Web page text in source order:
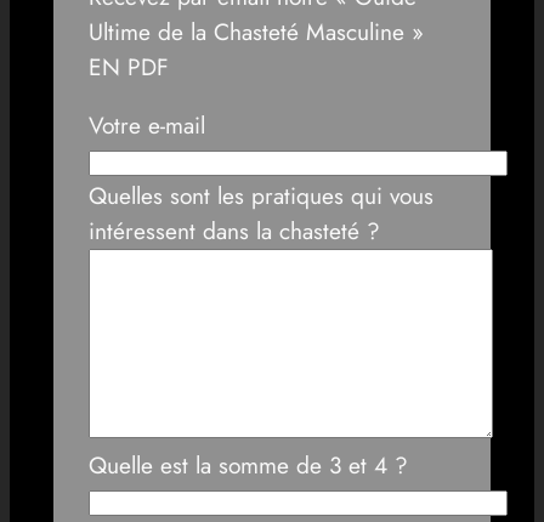
Ultime de la Chasteté Masculine »
EN PDF
Votre e-mail
Quelles sont les pratiques qui vous
intéressent dans la chasteté ?
Quelle est la somme de 3 et 4 ?